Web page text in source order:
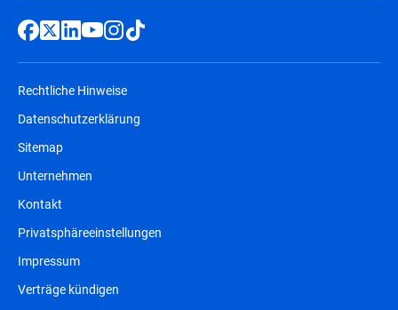
Rechtliche Hinweise
Datenschutzerklärung
Sitemap
Unternehmen
Kontakt
Privatsphäreeinstellungen
Impressum
Verträge kündigen